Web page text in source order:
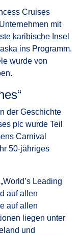
Cruises
mit
karibische Insel
ins Programm.
wurde von
der Geschichte
plc wurde Teil
Carnival
50-jähriges
Leading
auf allen
auf allen
liegen unter
und